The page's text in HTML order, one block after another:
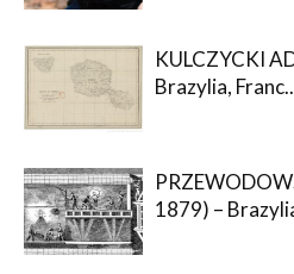
KULCZYCKI
Brazylia,
1879) –